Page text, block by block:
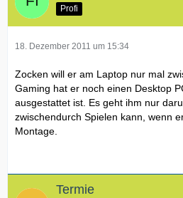
Profi
18. Dezember 2011 um 15:34
Zocken will er am Laptop nur mal
Gaming hat er noch einen Desktop
ausgestattet ist. Es geht ihm nur
zwischendurch Spielen kann, wenn
Montage.
Termie